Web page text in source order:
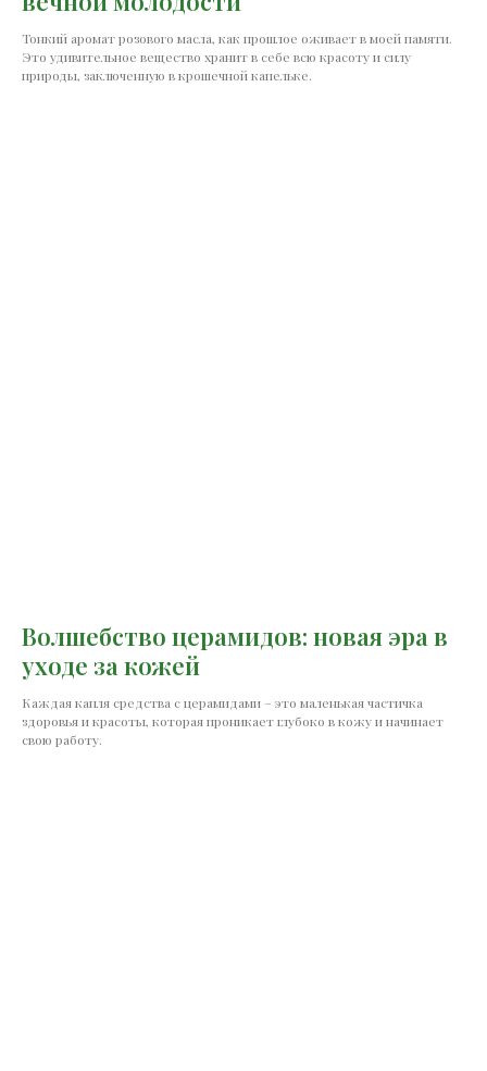
Тонкий аромат розового масла, как прошлое оживает в моей памяти.
Это удивительное вещество хранит в себе всю красоту и силу
природы, заключенную в крошечной капельке.
Волшебство церамидов: новая эра в
уходе за кожей
Каждая капля средства с церамидами – это маленькая частичка
здоровья и красоты, которая проникает глубоко в кожу и начинает
свою работу.